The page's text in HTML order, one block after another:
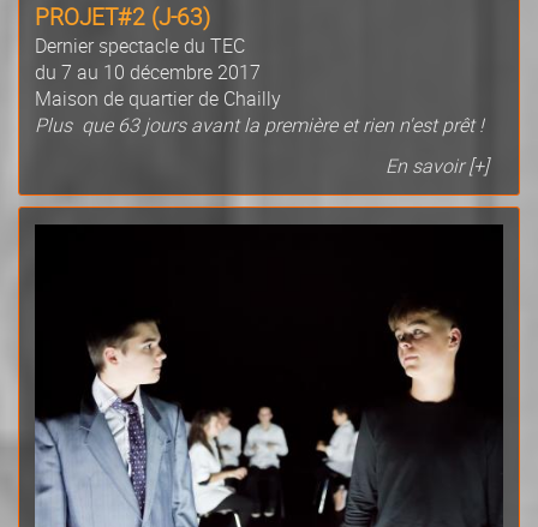
PROJET#2 (J-63)
Dernier spectacle du TEC
du 7 au 10 décembre 2017
Maison de quartier de Chailly
Plus que 63 jours avant la première et rien n'est prêt !
En savoir [+]